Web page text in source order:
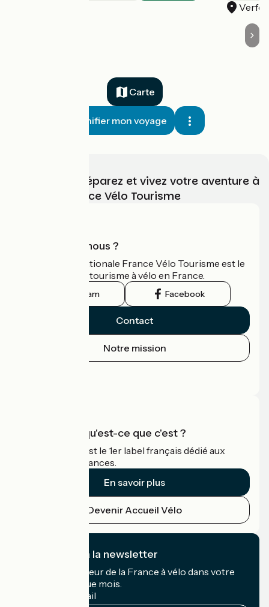
Verfeil
Carte
Planifier mon voyage
Choisissez, préparez et vivez votre aventure à
vélo avec France Vélo Tourisme
Qui sommes-nous ?
L'association nationale France Vélo Tourisme est le
guide officiel du tourisme à vélo en France.
Instagram Facebook
Contact
Notre mission
Accueil Vélo qu'est-ce que c'est ?
Accueil Vélo c'est le 1er label français dédié aux
cyclistes en vacances.
En savoir plus
Devenir Accueil Vélo
Je m'abonne à la newsletter
Recevez le meilleur de la France à vélo dans votre
boîte mail chaque mois.
Mon adresse mail